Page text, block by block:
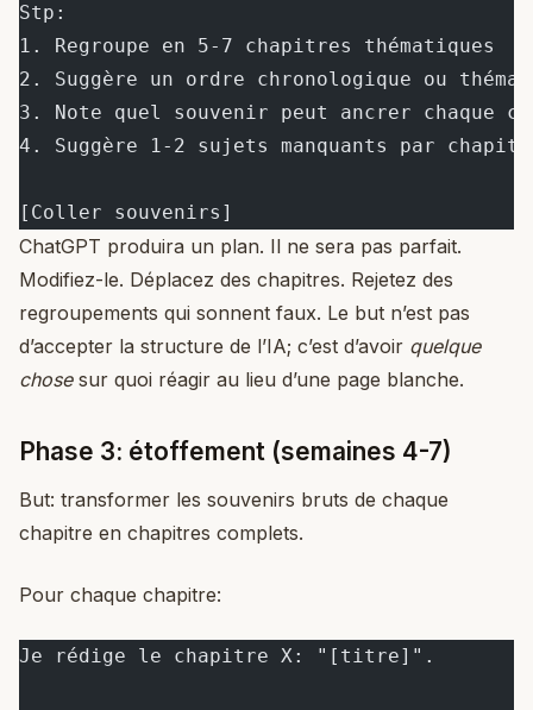
Stp:
1. Regroupe en 5-7 chapitres thématiques
2. Suggère un ordre chronologique ou
3. Note quel souvenir peut ancrer chaque
4. Suggère 1-2 sujets manquants par
[Coller souvenirs]
ChatGPT produira un plan. Il ne sera pas parfait.
Modifiez-le. Déplacez des chapitres. Rejetez des
regroupements qui sonnent faux. Le but n’est pas
d’accepter la structure de l’IA; c’est d’avoir quelque
chosesur quoi réagir au lieu d’une page blanche.
Phase 3: étoffement (semaines 4-7)
But: transformer les souvenirs bruts de chaque
chapitre en chapitres complets.
Pour chaque chapitre:
Je rédige le chapitre X: "[titre]".